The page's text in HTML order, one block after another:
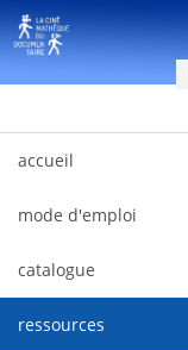
Saut au contenu
accueil
mode d'emploi
catalogue
ressources